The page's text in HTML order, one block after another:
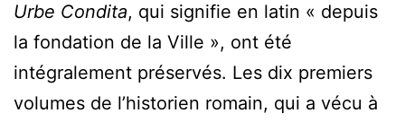
Urbe Condita, qui signifie en latin « depuis
la fondation de la Ville », ont été
intégralement préservés. Les dix premiers
volumes de l’historien romain, qui a vécu à